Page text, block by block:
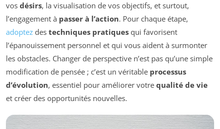
vos désirs, la visualisation de vos objectifs, et surtout,
l’engagement à passer à l’action. Pour chaque étape,
adoptez des techniques pratiques qui favorisent
l’épanouissement personnel et qui vous aident à surmonter
les obstacles. Changer de perspective n’est pas qu’une simple
modification de pensée ; c’est un véritable processus
d’évolution, essentiel pour améliorer votre qualité de vie
et créer des opportunités nouvelles.